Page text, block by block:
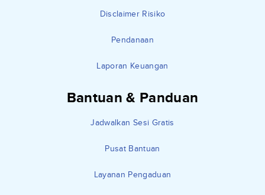
Disclaimer Risiko
Pendanaan
Laporan Keuangan
Bantuan & Panduan
Jadwalkan Sesi Gratis
Pusat Bantuan
Layanan Pengaduan